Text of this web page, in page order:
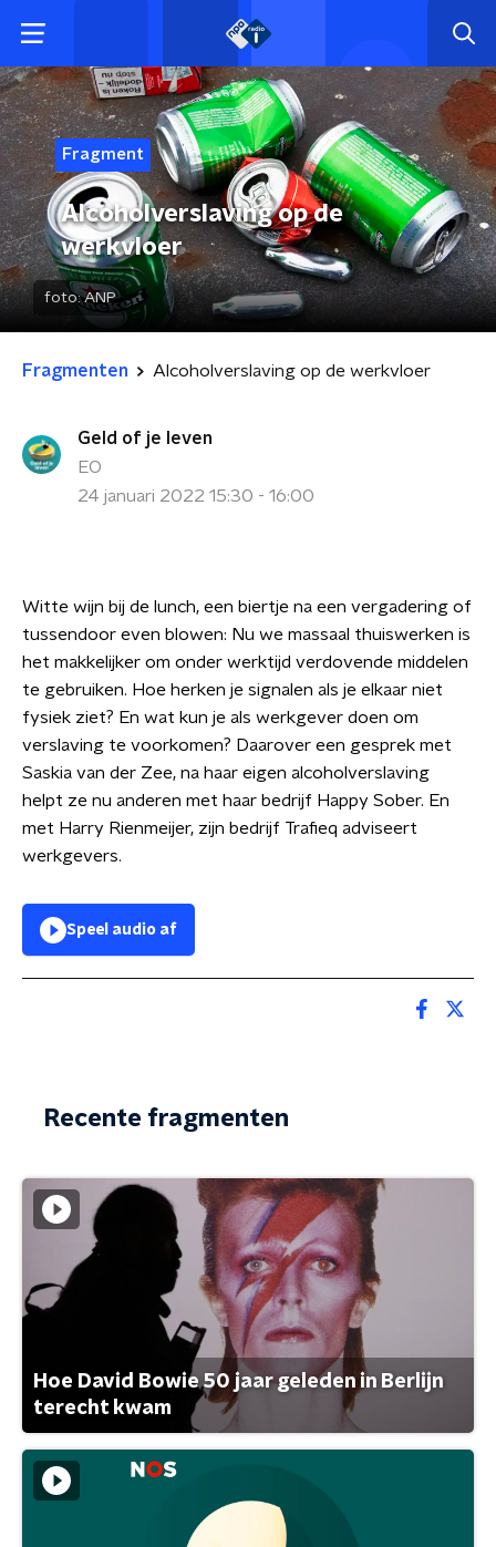
Fragment
Alcoholverslaving op de
werkvloer
foto:ANP
Fragmenten Alcoholverslaving op de werkvloer
Geld of je leven
EO
24 januari 2022 15:30 - 16:00
Witte wijn bij de lunch, een biertje na een vergadering of
tussendoor even blowen: Nu we massaal thuiswerken is
het makkelijker om onder werktijd verdovende middelen
te gebruiken. Hoe herken je signalen als je elkaar niet
fysiek ziet? En wat kun je als werkgever doen om
verslaving te voorkomen? Daarover een gesprek met
Saskia van der Zee, na haar eigen alcoholverslaving
helpt ze nu anderen met haar bedrijf Happy Sober. En
met Harry Rienmeijer, zijn bedrijf Trafieq adviseert
werkgevers.
Speel audio af
Recente fragmenten
Hoe David Bowie 50 jaar geleden in Berlijn
terecht kwam